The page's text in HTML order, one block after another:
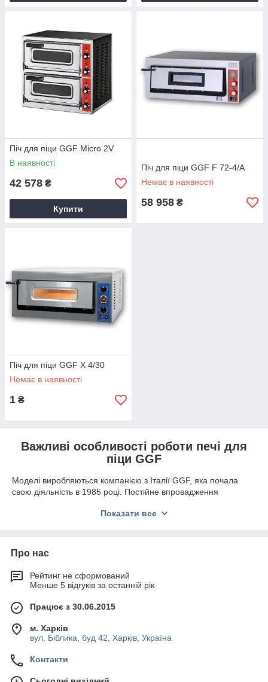
Піч для піци GGF Micro 2V
В наявності
42 578 ₴
Купити
Піч для піци GGF F 72-4/A
Немає в наявності
58 958 ₴
Піч для піци GGF X 4/30
Немає в наявності
1 ₴
Важливі особливості роботи печі для
піци GGF
Моделі виробляються компанією з Італії GGF, яка почала
свою діяльність в 1985 році. Постійне впровадження
лідируючі місця на європейському ринку кухонного
Завдяки застосуванню поду із спеціального каменю дає
утворення хрусткої скоринки. Наявність дверей зі скляним
вікном, термометра та підсвічування дозволяє кухареві легко
виготовленні корпусу застосовується нержавіюча сталь.
Техніка має:
економічність;
велику місткість;
Показати все
Про нас
Рейтинг не сформований
Менше 5 відгуків за останній рік
Працює з 30.06.2015
м. Харків
вул. Біблика, буд 42, Харків, Україна
Контакти